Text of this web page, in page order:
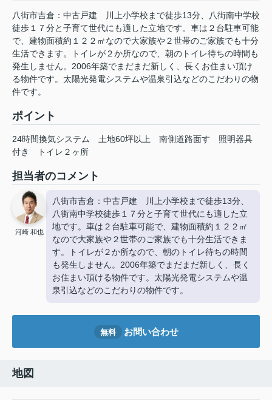
八街市吉倉：中古戸建 川上小学校まで徒歩13分、八街南中学校
徒歩１７分と子育て世代にも適した立地です。車は２台駐車可能
で、建物面積約１２２㎡なので大家族や２世帯のご家族でも十分
生活できます。トイレが２か所なので、朝のトイレ待ちの時間も
発生しません。2006年築でまだまだ新しく、長くお住まい頂け
る物件です。太陽光発電システムや温泉引込などのこだわりの物
件です。
ポイント
24時間換気システム 土地60坪以上 南側道路面す
照明器具
付き
トイレ２ヶ所
担当者のコメント
河崎 和也
八街市吉倉：中古戸建 川上小学校まで徒歩13分、
八街南中学校徒歩１７分と子育て世代にも適した立
地です。車は２台駐車可能で、建物面積約１２２㎡
なので大家族や２世帯のご家族でも十分生活できま
す。トイレが２か所なので、朝のトイレ待ちの時間
も発生しません。2006年築でまだまだ新しく、長く
お住まい頂ける物件です。太陽光発電システムや温
泉引込などのこだわりの物件です。
無料 お問い合わせ
地図